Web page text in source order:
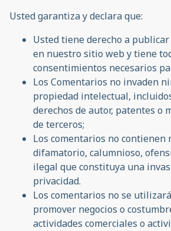
Usted garantiza y declara que:
Usted tiene derecho a
en nuestro sitio web y tiene
consentimientos necesarios
Los Comentarios no invaden
propiedad intelectual,
derechos de autor, patentes o
de terceros;
Los comentarios no
difamatorio, calumnioso,
ilegal que constituya una
privacidad.
Los comentarios no se
promover negocios o
actividades comerciales o